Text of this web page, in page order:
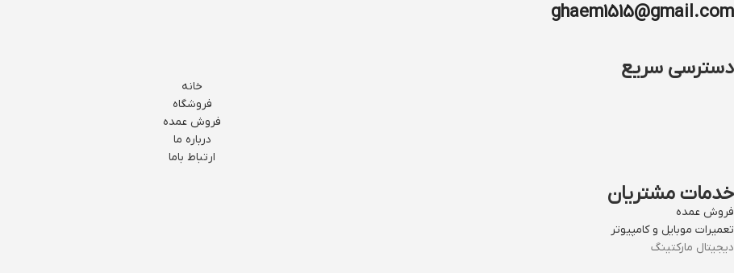
ghaem1515@gmail.com
دسترسی سریع
خانه
فروشگاه
فروش عمده
درباره ما
ارتباط باما
خدمات مشتریان
فروش عمده
تعمیرات موبایل و کامپیوتر
دیجیتال مارکتینگ